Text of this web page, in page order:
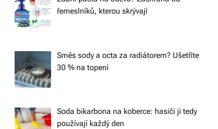
řemeslníků, kterou skrývají
Směs sody a octa za radiátorem? Ušetříte
30 % na topení
Soda bikarbona na koberce: hasiči ji tedy
používají každý den